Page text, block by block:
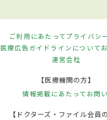
ご利用にあたってプライバシ
医療広告ガイドラインについて
運営会社
【医療機関の方】
情報掲載にあたって お問
【ドクターズ・ファイル会員